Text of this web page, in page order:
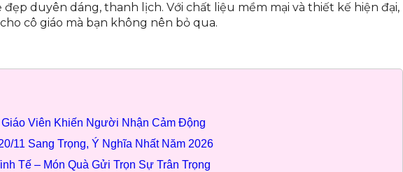
duyên dáng, thanh lịch. Với chất liệu mềm mại và thiết kế hiện đại,
cô giáo mà bạn không nên bỏ qua.
Viên Khiến Người Nhận Cảm Động
11 Sang Trọng, Ý Nghĩa Nhất Năm 2026
Tế – Món Quà Gửi Trọn Sự Trân Trọng